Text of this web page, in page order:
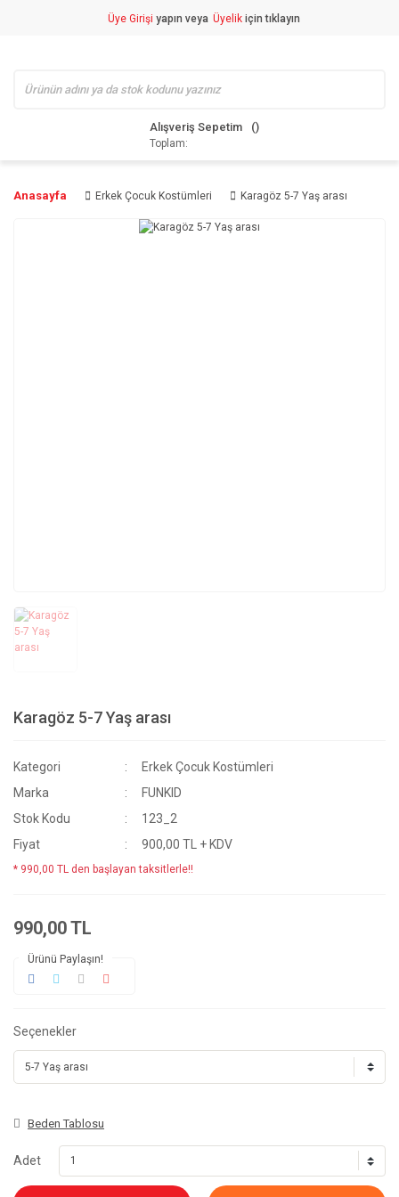
Üye Girişi yapın veya Üyelik için tıklayın
Alışveriş Sepetim
Toplam:
Anasayfa Erkek Çocuk Kostümleri Karagöz 5-7 Yaş arası
Karagöz 5-7 Yaş arası
Kategori
Erkek Çocuk Kostümleri
Marka
FUNKID
Stok Kodu
123_2
Fiyat
900,00 TL + KDV
* 990,00 TL den başlayan taksitlerle!!
990,00 TL
Ürünü Paylaşın!
Seçenekler
Beden Tablosu
Adet